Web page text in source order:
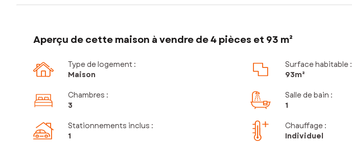
Aperçu de cette maison à vendre de 4 pièces et 93 m²
Type de logement :
Maison
Surface habitable :
93m²
Chambres :
3
Salle de bain :
1
Stationnements inclus :
1
Chauffage :
Individuel